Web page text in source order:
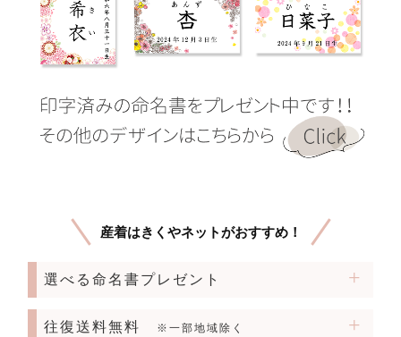
産着はきくやネットがおすすめ！
選べる命名書プレゼント
往復送料無料 ※一部地域除く